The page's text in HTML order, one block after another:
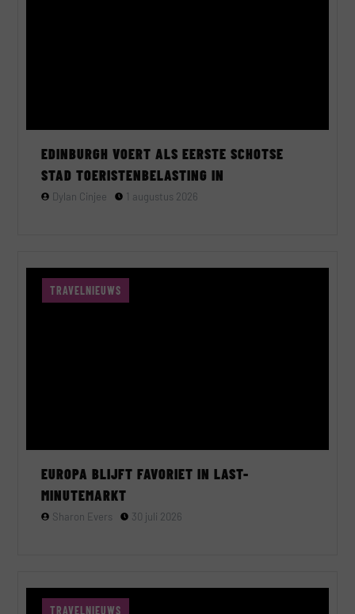
EDINBURGH VOERT ALS EERSTE SCHOTSE
STAD TOERISTENBELASTING IN
Dylan Cinjee 1 augustus 2026
TRAVELNIEUWS
EUROPA BLIJFT FAVORIET IN LAST-
MINUTEMARKT
Sharon Evers 30 juli 2026
TRAVELNIEUWS